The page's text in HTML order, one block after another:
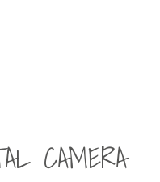
CAMERA